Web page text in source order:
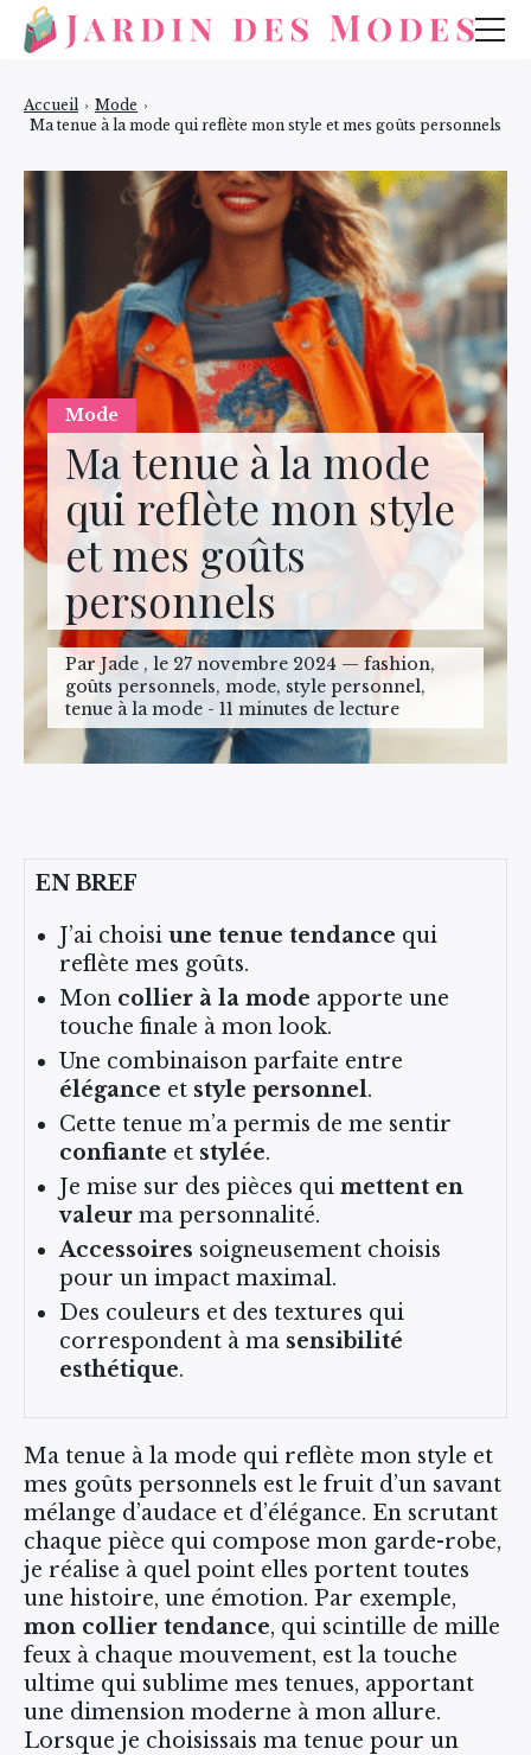
Mode
Ma tenue à la mode
qui reflète mon style
et mes goûts
personnels
Par Jade , le 27 novembre 2024 — fashion,
goûts personnels, mode, style personnel,
tenue à la mode - 11 minutes de lecture
Accueil › Mode ›
Ma tenue à la mode qui reflète mon style et mes goûts personnels
EN BREF
J’ai choisi une tenue tendance qui
reflète mes goûts.
Mon collier à la mode apporte une
touche finale à mon look.
Une combinaison parfaite entre
élégance et style personnel.
Cette tenue m’a permis de me sentir
confiante et stylée.
Je mise sur des pièces qui mettent en
valeurma personnalité.
Accessoires soigneusement choisis
pour un impact maximal.
Des couleurs et des textures qui
correspondent à ma sensibilité
esthétique.
Ma tenue à la mode qui reflète mon style et
mes goûts personnels est le fruit d’un savant
mélange d’audace et d’élégance. En scrutant
chaque pièce qui compose mon garde-robe,
je réalise à quel point elles portent toutes
une histoire, une émotion. Par exemple,
mon collier tendance, qui scintille de mille
feux à chaque mouvement, est la touche
ultime qui sublime mes tenues, apportant
une dimension moderne à mon allure.
Lorsque je choisissais ma tenue pour un
Beauté